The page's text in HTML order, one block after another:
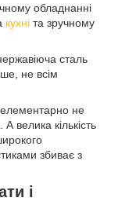
обладнанні
кухні та зручному
сталь
не всім
не
велика кількість
збиває з
і